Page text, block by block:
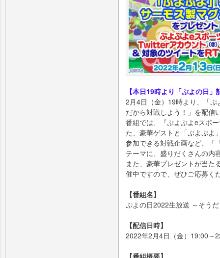
【本日19時より「ぷよの日
2月4日（金）19時より、「
だから対戦しよう！」を配信
番組では、『ぷよぷよeスポ
た、豪華ゲストと「ぷよぷよ
参加できる対戦企画など、「
テーマに、盛りだくさんの内
また、豪華プレゼントが当た
催中ですので、ぜひご応募く
【番組名】
ぷよの日2022生放送 ～そう
【配信日時】
2022年2月4日（金）19:00～
【番組概要】